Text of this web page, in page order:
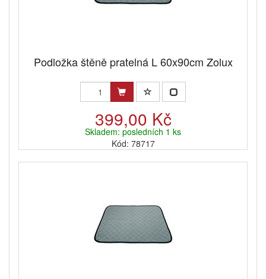
Podložka štěně pratelná L 60x90cm Zolux
399,00 Kč
Skladem: posledních 1 ks
Kód: 78717